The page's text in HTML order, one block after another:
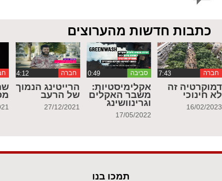
כתבות חדשות מהערוצים
חברה
דמוקרטיה זה
לא חינוכי
16/02/2023
סביבה ‏0:49
אקלימיסטיות:
משבר האקלים
וגרינוושינג
17/05/2022
חברה
הרייטינג הנמוך
של הרעב
27/12/2021
תמכו בנו